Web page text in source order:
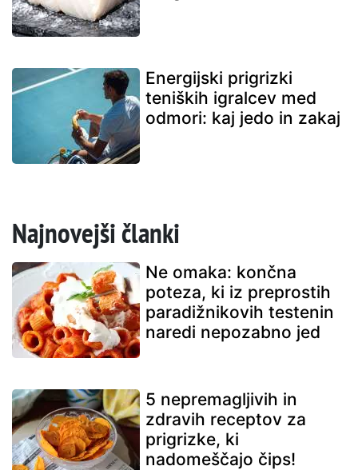
Energijski prigrizki
teniških igralcev med
odmori: kaj jedo in zakaj
Najnovejši članki
Ne omaka: končna
poteza, ki iz preprostih
paradižnikovih testenin
naredi nepozabno jed
5 nepremagljivih in
zdravih receptov za
prigrizke, ki
nadomeščajo čips!